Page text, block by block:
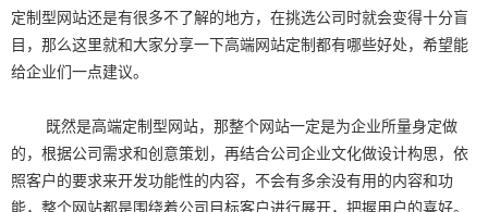
定制型网站还是有很多不了解的地方，在挑选公司时就会变得十分盲
目，那么这里就和大家分享一下高端网站定制都有哪些好处，希望能
给企业们一点建议。
既然是高端定制型网站，那整个网站一定是为企业所量身定做
的，根据公司需求和创意策划，再结合公司企业文化做设计构思，依
照客户的要求来开发功能性的内容，不会有多余没有用的内容和功
能，整个网站都是围绕着公司目标客户进行展开，把握用户的喜好。